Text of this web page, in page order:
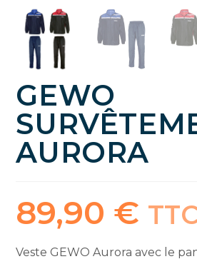
GEWO
AURORA
89,90 €
Veste GEWO Aurora avec le